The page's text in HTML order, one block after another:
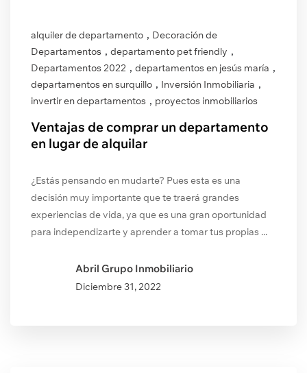
alquiler de departamento , Decoración de
Departamentos , departamento pet friendly ,
Departamentos 2022 , departamentos en jesús maría ,
departamentos en surquillo , Inversión Inmobiliaria ,
invertir en departamentos , proyectos inmobiliarios
Ventajas de comprar un departamento
en lugar de alquilar
¿Estás pensando en mudarte? Pues esta es una
decisión muy importante que te traerá grandes
experiencias de vida, ya que es una gran oportunidad
para independizarte y aprender a tomar tus propias ...
Abril Grupo Inmobiliario
Diciembre 31, 2022